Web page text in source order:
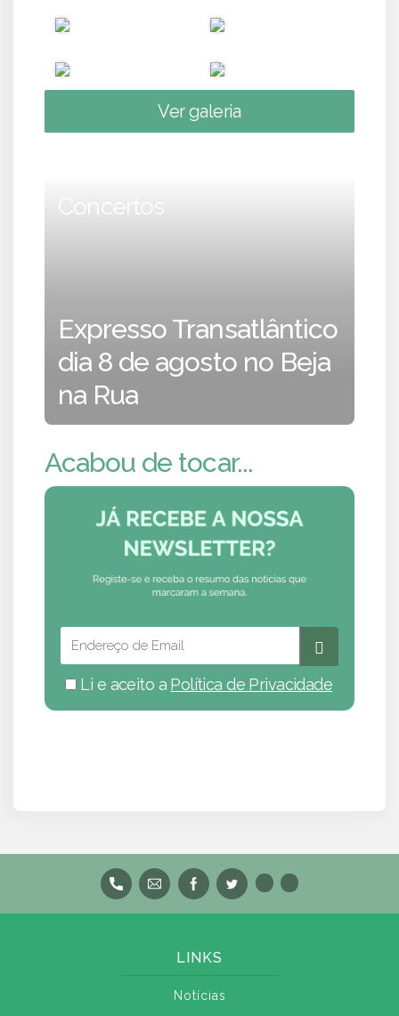
Ver galeria
Concertos
Expresso Transatlântico
dia 8 de agosto no Beja
na Rua
Acabou de tocar...
Li e aceito a Política de Privacidade
LINKS
Notícias